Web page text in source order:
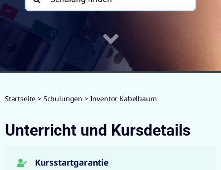
nach:
Startseite > Schulungen > Inventor Kabelbaum
Unterricht und Kursdetails
Kursstartgarantie